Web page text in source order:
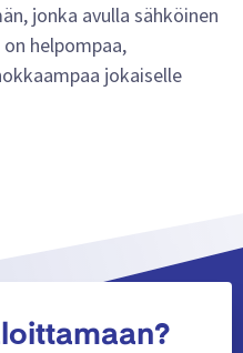
jonka avulla sähköinen
helpompaa,
jokaiselle